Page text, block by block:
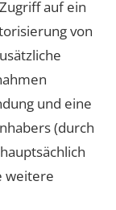
auf ein
von
und eine
(durch
weitere